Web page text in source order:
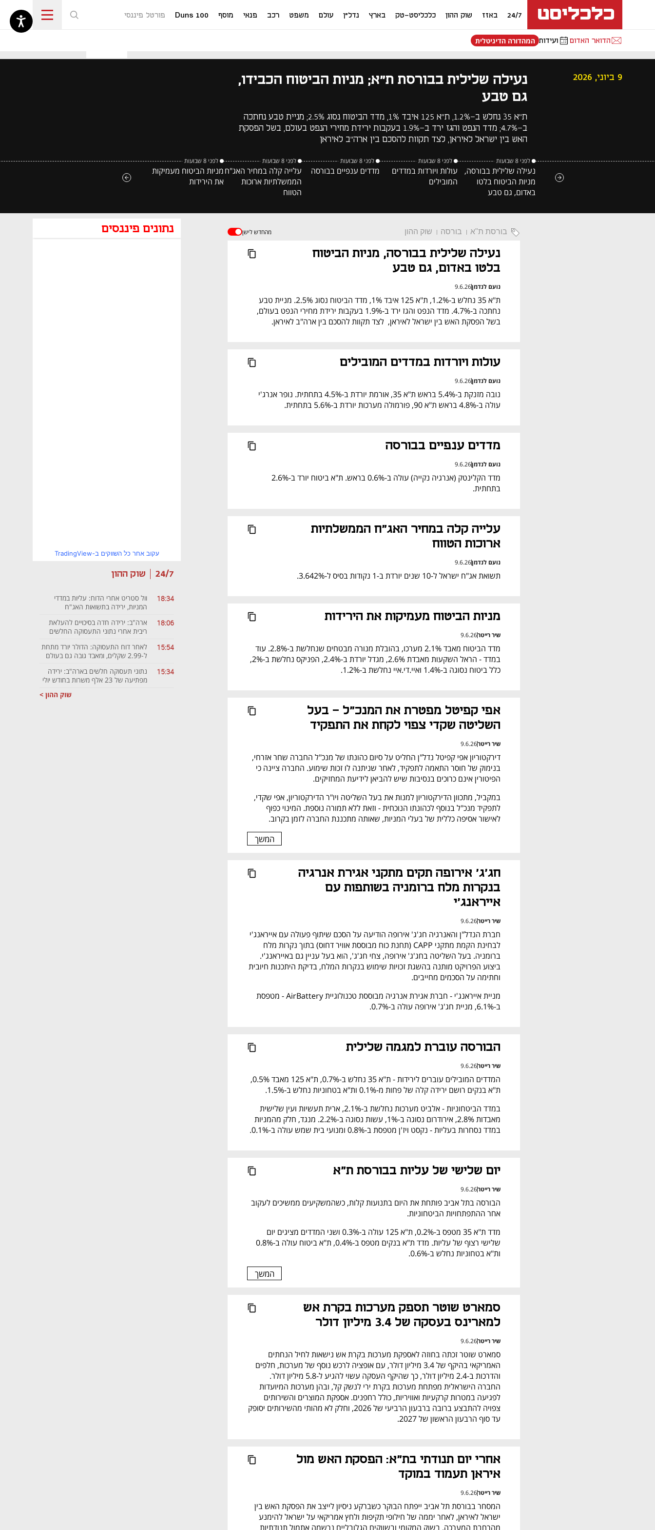
24/7 באזז שוק ההון כלכליסט-טק בארץ נדל"ן עולם משפט רכב פנאי מוסף Duns 100 פורטל פיננסי
הדואר האדום ועידות
נפתח בכרטיסייה חדשה
המהדורה הדיגיטלית
נעילה שלילית בבורסת ת"א; מניות הביטוח הכבידו,
גם טבע
ת"א 35 נחלש ב-1.2%, ת"א 125 איבד 1%, מדד הביטוח נסוג 2.5%; מניית טבע נחתכה
ב-4.7%; מדד הנפט והגז ירד ב-1.9% בעקבות ירידת מחירי הנפט בעולם, בשל הפסקת
האש בין ישראל לאיראן, לצד תקוות להסכם בין ארה"ב לאיראן
9 ביוני, 2026
לפני 8 שבועות
נעילה שלילית בבורסה,
מניות הביטוח בלטו
באדום, גם טבע
לפני 8 שבועות
עולות ויורדות במדדים
המובילים
לפני 8 שבועות
מדדים ענפיים בבורסה
לפני 8 שבועות
עלייה קלה במחיר האג"ח
הממשלתיות ארוכות
הטווח
לפני 8 שבועות
מניות הביטוח מעמיקות
את הירידות
נתונים פיננסים
עקוב אחר כל השווקים ב-TradingView
24/7 שוק ההון
18:34
וול סטריט אחרי הדוח: עליות במדדי
המניות, ירידה בתשואות האג"ח
18:06
ארה"ב: ירידה חדה בסיכויים להעלאת
ריבית אחרי נתוני התעסוקה החלשים
15:54
לאחר דוח התעסוקה: הדולר יורד מתחת
ל-2.99 שקלים, ומאבד גובה גם בעולם
15:34
נתוני תעסוקה חלשים בארה"ב: ירידה
מפתיעה של 23 אלף משרות בחודש יולי
שוק ההון >
בורסת ת"א בורסה שוק ההון מהחדש לישן
בלטו באדום, גם טבע
נועם לנדמן9.6.26
בשל הפסקת האש בין ישראל לאיראן,  לצד תקוות להסכם בין ארה"ב לאיראן.
עולות ויורדות במדדים המובילים
נועם לנדמן9.6.26
עולה ב-4.8% בראש ת"א 90, פורמולה מערכות יורדת ב-5.6% בתחתית.
מדדים ענפיים בבורסה
נועם לנדמן9.6.26
בתחתית.
ארוכות הטווח
נועם לנדמן9.6.26
תשואת אג"ח ישראל ל-10 שנים יורדת ב-1 נקודות בסיס ל-3.642%.
מניות הביטוח מעמיקות את הירידות
שיר רייטר9.6.26
כלל ביטוח נסוגה ב-1.4% ואיי.די.איי נחלשת ב-1.2%.
השליטה שקדי צפוי לקחת את התפקיד
שיר רייטר9.6.26
הפיטורין אינם כרוכים בנסיבות שיש להביאן לידיעת המחזיקים.
לאישור אסיפה כללית של בעלי המניות, שאותה מתכננת החברה לזמן בקרוב.
המשך
אייראנג'י
שיר רייטר9.6.26
וחתימה על הסכמים מחייבים.
ב-6.1%, מניית חג'ג' אירופה עולה ב-0.7%.
הבורסה עוברת למגמה שלילית
שיר רייטר9.6.26
ת"א בנקים רושם ירידה קלה של פחות מ-0.1% ות"א בטחוניות נחלש ב-1.5%.
במדד נסחרות בעליות - נקסט ויז'ן מטפסת ב-0.8% ומנועי בית שמש עולה ב-0.1%.
יום שלישי של עליות בבורסת ת"א
שיר רייטר9.6.26
אחר ההתפתחויות הביטחוניות.
ות"א בטחוניות נחלש ב-0.6%.
המשך
למארינס בעסקה של 3.4 מיליון דולר
שיר רייטר9.6.26
עד סוף הרבעון הראשון של 2027.
איראן תעמוד במוקד
שיר רייטר9.6.26